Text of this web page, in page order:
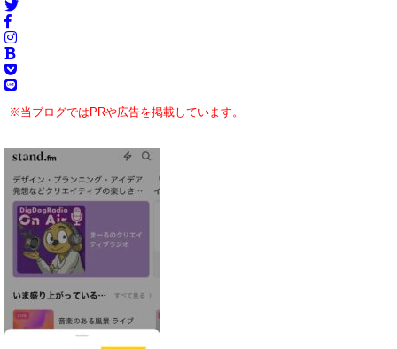
※当ブログではPRや広告を掲載しています。